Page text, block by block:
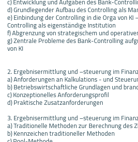
d) Grundlegender Aufbau des Controlling als
e) Einbindung der Controlling in die Orga von KI
Controlling als eigenständige Institution
f) Abgrenzung von strategischem und
g) Zentrale Probleme des Bank-Controlling
von KI
2. Ergebnisermittlung und –steuerung im
a) Anforderungen an Kalkulations - und
b) Betriebswirtschaftliche Grundlagen und
c) Konzeptionelles Anforderungsprofil
d) Praktische Zusatzanforderungen
3. Ergebnisermittlung und –steuerung im
a) Traditionelle Methoden zur Berechnung des
b) Kennzeichen traditioneller Methoden